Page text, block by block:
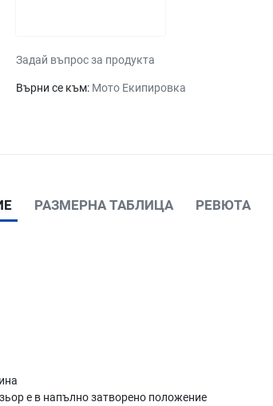
Задай въпрос за продукта
Върни се към: Мото Екипировка
РАЗМЕРНА ТАБЛИЦА РЕВЮТА
е в напълно затворено положение